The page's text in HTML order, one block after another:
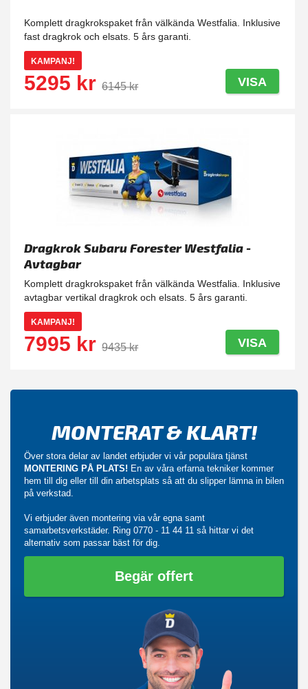
Komplett dragkrokspaket från välkända Westfalia. Inklusive
fast dragkrok och elsats. 5 års garanti.
KAMPANJ!
5295 kr 6145 kr VISA
Dragkrok Subaru Forester Westfalia -
Avtagbar
Komplett dragkrokspaket från välkända Westfalia. Inklusive
avtagbar vertikal dragkrok och elsats. 5 års garanti.
KAMPANJ!
7995 kr 9435 kr VISA
MONTERAT & KLART!
Över stora delar av landet erbjuder vi vår populära tjänst
MONTERING PÅ PLATS! En av våra erfarna tekniker kommer
hem till dig eller till din arbetsplats så att du slipper lämna in bilen
på verkstad.
Vi erbjuder även montering via vår egna samt
samarbetsverkstäder. Ring 0770 - 11 44 11 så hittar vi det
alternativ som passar bäst för dig.
Begär offert